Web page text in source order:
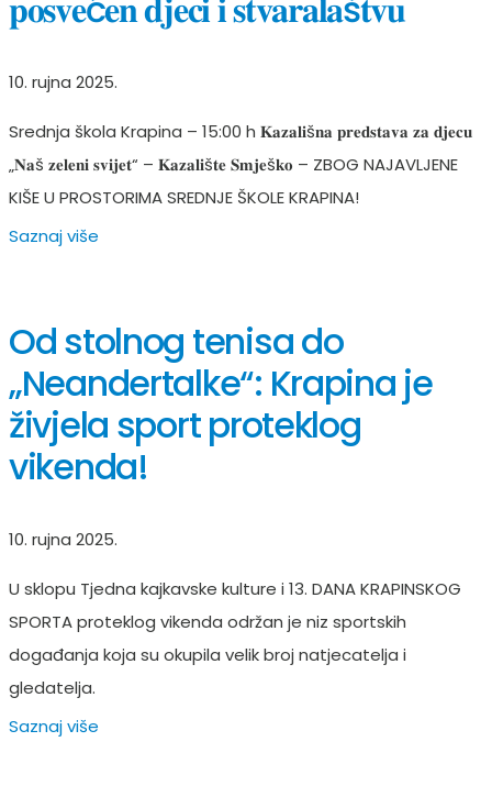
10. rujna 2025.
Srednja škola Krapina – 15:00 h 𝐊𝐚𝐳𝐚𝐥𝐢š𝐧𝐚 𝐩𝐫𝐞𝐝𝐬𝐭𝐚𝐯𝐚 𝐳𝐚 𝐝𝐣𝐞𝐜𝐮
„𝐍𝐚š 𝐳𝐞𝐥𝐞𝐧𝐢 𝐬𝐯𝐢𝐣𝐞𝐭“ – 𝐊𝐚𝐳𝐚𝐥𝐢š𝐭𝐞 𝐒𝐦𝐣𝐞š𝐤𝐨 – ZBOG NAJAVLJENE
KIŠE U PROSTORIMA SREDNJE ŠKOLE KRAPINA!
Saznaj više
Od stolnog tenisa do
„Neandertalke“: Krapina je
živjela sport proteklog
vikenda!
10. rujna 2025.
U sklopu Tjedna kajkavske kulture i 13. DANA KRAPINSKOG
SPORTA proteklog vikenda održan je niz sportskih
događanja koja su okupila velik broj natjecatelja i
gledatelja.
Saznaj više